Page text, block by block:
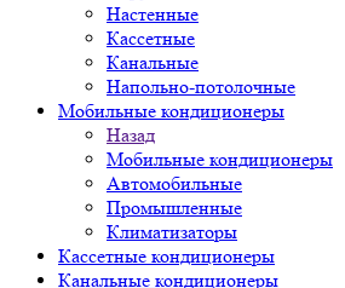
Настенные
Кассетные
Канальные
Напольно-потолочные
Мобильные кондиционеры
Назад
Мобильные кондиционеры
Автомобильные
Промышленные
Климатизаторы
Кассетные кондиционеры
Канальные кондиционеры